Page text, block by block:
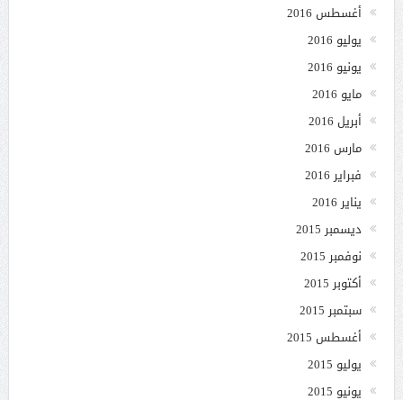
أغسطس 2016
يوليو 2016
يونيو 2016
مايو 2016
أبريل 2016
مارس 2016
فبراير 2016
يناير 2016
ديسمبر 2015
نوفمبر 2015
أكتوبر 2015
سبتمبر 2015
أغسطس 2015
يوليو 2015
يونيو 2015